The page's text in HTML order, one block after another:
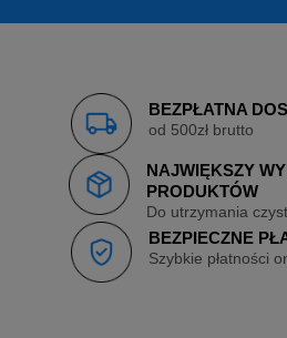
BEZPŁATNA
od 500zł brutto
NAJWIĘKSZY
PRODUKTÓW
Do utrzymania
BEZPIECZNE
Szybkie płatności